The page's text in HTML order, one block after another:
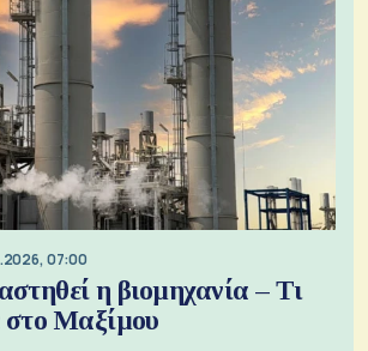
07:00
η βιομηχανία – Τι
στο Μαξίμου